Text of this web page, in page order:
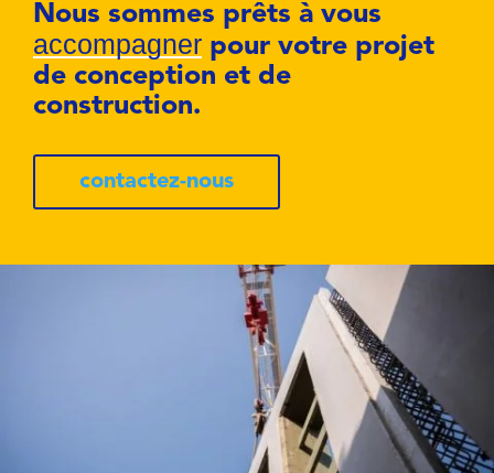
Nous sommes prêts à vous
accompagner pour votre projet
de conception et de
construction.
contactez-nous